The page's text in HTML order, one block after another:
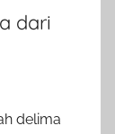
dari
delima